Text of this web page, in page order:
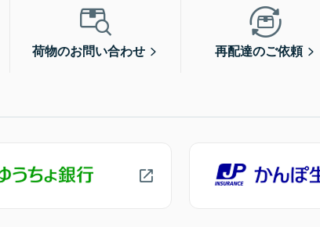
荷物のお問い合わせ 再配達のご依頼